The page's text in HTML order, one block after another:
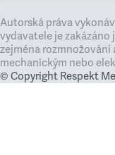
Autorská práva
vydavatele je
zejména rozmnožování
mechanickým nebo
© Copyright Respekt